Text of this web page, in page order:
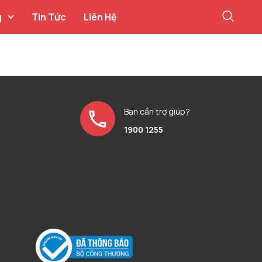
Tin Tức Liên Hệ
Bạn cần trợ giúp?
1900 1255